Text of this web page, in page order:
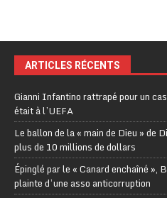
ARTICLES RÉCENTS
Gianni Infantino rattrapé pour un
était à l’UEFA
Le ballon de la « main de Dieu » de
plus de 10 millions de dollars
Épinglé par le « Canard enchaîné »,
plainte d’une asso anticorruption